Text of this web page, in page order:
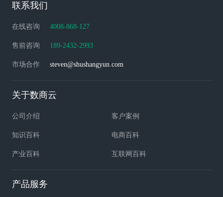
联系我们
在线咨询 4008-868-127
售前咨询 189-2432-2993
市场合作 steven@shushangyun.com
关于数商云
公司介绍 客户案例
知识百科 电商百科
产业百科 互联网百科
产品服务